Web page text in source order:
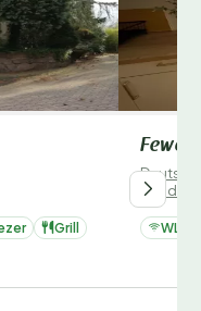
Grill
Fewo
/Bad
WLAN